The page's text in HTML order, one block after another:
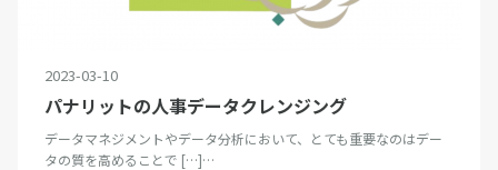
2023-03-10
パナリットの人事データクレンジング
データマネジメントやデータ分析において、とても重要なのはデー
タの質を高めることで […]…